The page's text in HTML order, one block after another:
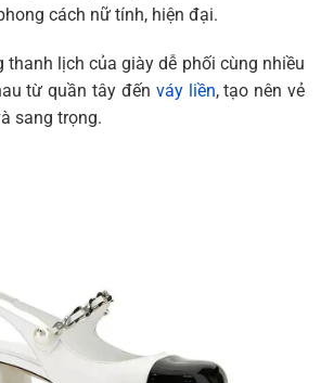
cách nữ tính, hiện đại.
thanh lịch của giày dễ phối cùng nhiều
từ quần tây đến váy liền, tạo nên vẻ
sang trọng.